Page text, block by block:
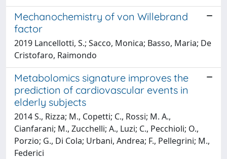
Mechanochemistry of von Willebrand
factor
2019 Lancellotti, S.; Sacco, Monica; Basso, Maria; De
Cristofaro, Raimondo
Metabolomics signature improves the
prediction of cardiovascular events in
elderly subjects
2014 S., Rizza; M., Copetti; C., Rossi; M. A.,
Cianfarani; M., Zucchelli; A., Luzi; C., Pecchioli; O.,
Porzio; G., Di Cola; Urbani, Andrea; F., Pellegrini; M.,
Federici